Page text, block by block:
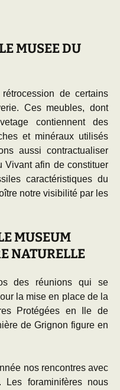
MUSEE DU
de certains
Ces meubles, dont
contiennent des
et minéraux utilisés
aussi contractualiser
Vivant afin de constituer
caractéristiques du
notre visibilité par les
MUSEUM
NATURELLE
des réunions qui se
la mise en place de la
Protégées en Ile de
de Grignon figure en
nos rencontres avec
Les foraminifères nous